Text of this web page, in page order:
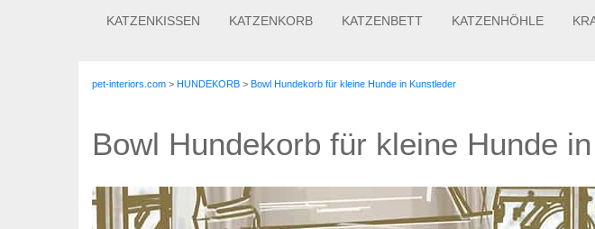
KATZENKISSEN KATZENKORB KATZENBETT KATZENHÖHLE
pet-interiors.com > HUNDEKORB > Bowl Hundekorb für kleine Hunde in Kunstleder
Bowl Hundekorb für kleine Hunde